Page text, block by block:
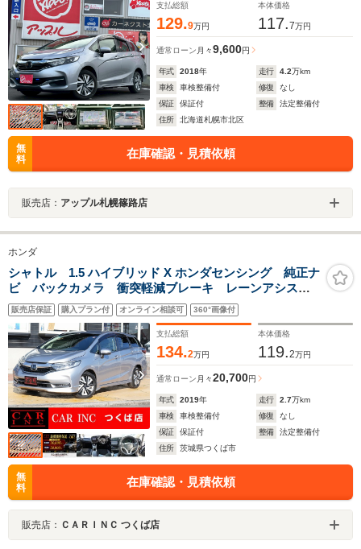
ルあんしんライト保証1年付き/車検整備付き
支払総額
129.9万円
本体価格
117.7万円
通常ローン 月々9,600円
年式 2018年 走行 4.2万km
車検
車検整備付 修復
なし
保証
保証付 整備
法定整備付
住所
北海道札幌市北区
無
料
在庫確認・見積依頼
販売店： アップル札幌篠路店
ホンダ
シャトル 1.5 ハイブリッド X ホンダセンシング 純正ナ
ビ バックカメラ 衝突軽減ブレーキ レーンアシス
ト レーダークルーズコントロール パドルシフト ハ
ーフレザーシート シートヒーター ビルトインETC
LEDヘッドライト パドルシフト
販売店保証 購入プラン付 オンライン相談可 360°画像付
支払総額
134.2万円
本体価格
119.2万円
通常ローン 月々20,700円
年式 2019年 走行 2.7万km
車検
車検整備付 修復
なし
保証
保証付 整備
法定整備付
住所
茨城県つくば市
無
料
在庫確認・見積依頼
販売店： ＣＡＲＩＮＣ つくば店